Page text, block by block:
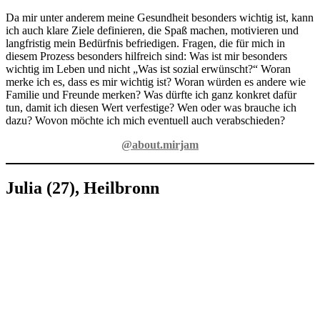
Da mir unter anderem meine Gesund­heit beson­ders wich­tig ist, kann
ich auch klare Ziele defi­nie­ren, die Spaß machen, moti­vie­ren und
lang­fris­tig mein Bedürf­nis befrie­di­gen. Fragen, die für mich in
diesem Prozess besonders hilfreich sind: Was ist mir besonders
wichtig im Leben und nicht „Was ist sozial erwünscht?“ Woran
merke ich es, dass es mir wichtig ist? Woran würden es andere wie
Familie und Freunde merken? Was dürfte ich ganz konkret dafür
tun, damit ich diesen Wert verfestige? Wen oder was brauche ich
dazu? Wovon möchte ich mich eventuell auch verabschieden?
@about.mirjam
Julia (27), Heilbronn